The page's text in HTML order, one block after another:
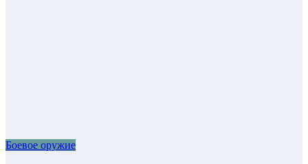
Боевое оружие